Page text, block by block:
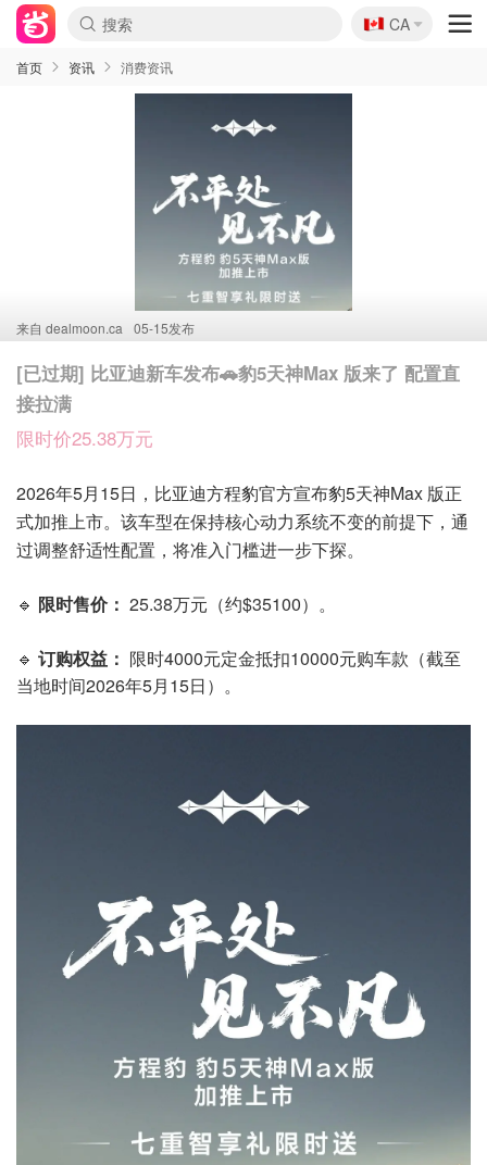
🇨🇦
CA
首页 资讯 消费资讯
来自 dealmoon.ca 05-15发布
[已过期] 比亚迪新车发布🚗豹5天神Max 版来了 配置直
接拉满
限时价25.38万元
2026年5月15日，比亚迪方程豹官方宣布豹5天神Max 版正
式加推上市。该车型在保持核心动力系统不变的前提下，通
过调整舒适性配置，将准入门槛进一步下探。
🔹 限时售价： 25.38万元（约$35100）。
🔹 订购权益： 限时4000元定金抵扣10000元购车款（截至
当地时间2026年5月15日）。